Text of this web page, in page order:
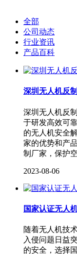
全部
公司动态
行业资讯
产品百科
深圳无人机反
深圳无人机反
于研发高效可
的无人机安全
家的优势和产
制厂家，保护
2023-08-06
国家认证无人
随着无人机技
入侵问题日益
的安全，选择